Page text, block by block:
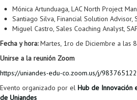
Mónica Artunduaga, LAC North Project
Santiago Silva, Financial Solution Advisor,
Miguel Castro, Sales Coaching Analyst,
Fecha y hora:Martes, 1ro de Diciembre a las
Unirse a la reunión Zoom
https://uniandes-edu-co.zoom.us/j/
Evento organizado por el Hub de Innovación
de Uniandes
Retiro voluntario
Transferencia
Tarifas
Grado